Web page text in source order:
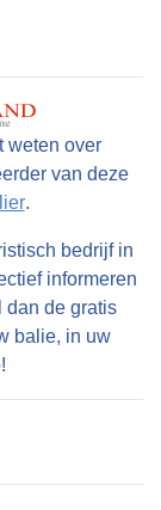
weten over
van deze
.
bedrijf in
informeren
dan de gratis
balie, in uw